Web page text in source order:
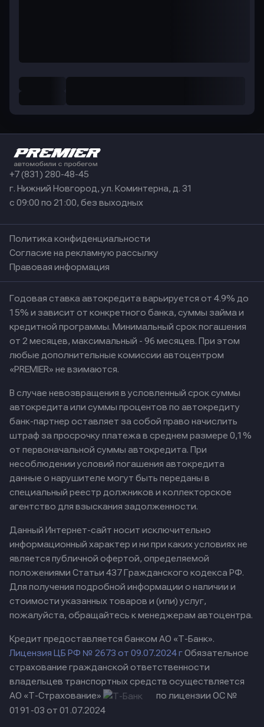
+7 (831) 280-48-45
г. Нижний Новгород, ул. Коминтерна, д. 31
с 09:00 по 21:00, без выходных
Политика конфиденциальности
Согласие на рекламную рассылку
Правовая информация
Годовая ставка автокредита варьируется от 4.9% до
15% и зависит от конкретного банка, суммы займа и
кредитной программы. Минимальный срок погашения
от 2 месяцев, максимальный - 96 месяцев. При этом
любые дополнительные комиссии автоцентром
«PREMIER» не взимаются.
В случае невозвращения в условленный срок суммы
автокредита или суммы процентов по автокредиту
банк-партнер оставляет за собой право начислить
штраф за просрочку платежа в среднем размере 0,1%
от первоначальной суммы автокредита. При
несоблюдении условий погашения автокредита
данные о нарушителе могут быть переданы в
специальный реестр должников и коллекторское
агентство для взыскания задолженности.
Данный Интернет-сайт носит исключительно
информационный характер и ни при каких условиях не
является публичной офертой, определяемой
положениями Статьи 437 Гражданского кодекса РФ.
Для получения подробной информации о наличии и
стоимости указанных товаров и (или) услуг,
пожалуйста, обращайтесь к менеджерам автоцентра.
Кредит предоставляется банком АО «Т-Банк».
Лицензия ЦБ РФ № 2673 от 09.07.2024 гОбязательное
страхование гражданской ответственности
владельцев транспортных средств осуществляется
АО «Т-Страхование»
по лицензии ОС №
0191-03 от 01.07.2024